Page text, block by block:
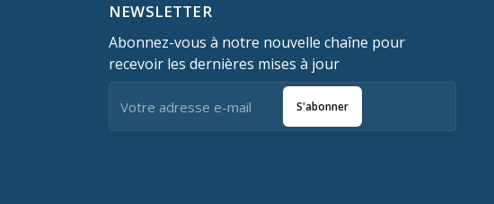
NEWSLETTER
Abonnez-vous à notre nouvelle chaîne pour
recevoir les dernières mises à jour
S'abonner